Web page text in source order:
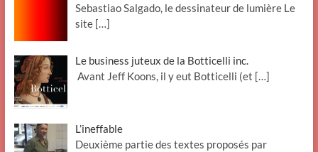
Sebastiao Salgado, le dessinateur de lumière Le
site […]
Le business juteux de la Botticelli inc.
Avant Jeff Koons, il y eut Botticelli (et […]
L’ineffable
Deuxième partie des textes proposés par